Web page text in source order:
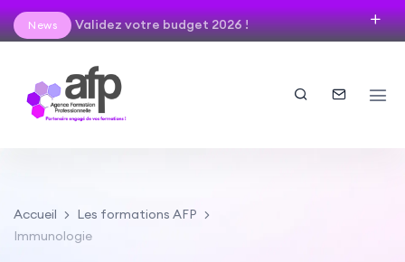
News Validez votre budget 2026 !
Accueil
Les formations AFP
Immunologie